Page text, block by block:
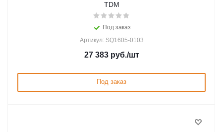
TDM
Под заказ
Артикул: SQ1605-0103
27 383руб./шт
Под заказ